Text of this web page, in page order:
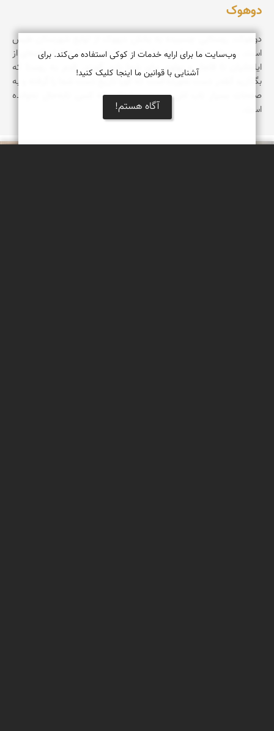
دوهوک
دوهوک، روستایی چسبیده به بخش دیهوک از توابع شهرستان طبس
است. روستایی باقی مانده از دل تاریخ. بناهای روستا هرکدام قصه‌ای از
ایلخانیان تا قاجار و پهلوی‌ برای شما بازمی‌گویند. قدم به روستا که
بگذارید آنقدر دست نخورده است که گویا تاریخ دست شما را گرفته و به
صفحات بسیار ناب اش می‌برد. صفحاتی که کسی تابه‌حال نخوانده
است.
وب‌سایت ما برای ارایه خدمات از کوکی استفاده می‌کند. برای
آشنایی با قوانین ما اینجا کلیک کنید!
آگاه هستم!